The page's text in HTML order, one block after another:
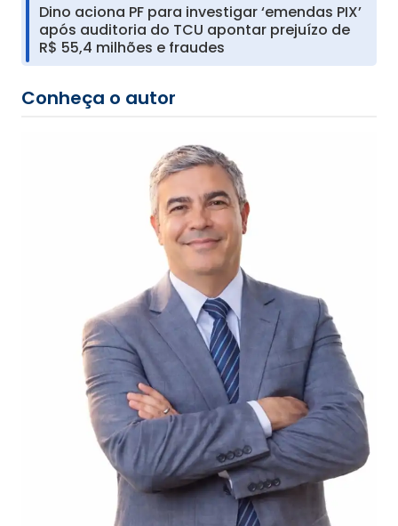
Dino aciona PF para investigar ‘emendas PIX’
após auditoria do TCU apontar prejuízo de
R$ 55,4 milhões e fraudes
Conheça o autor